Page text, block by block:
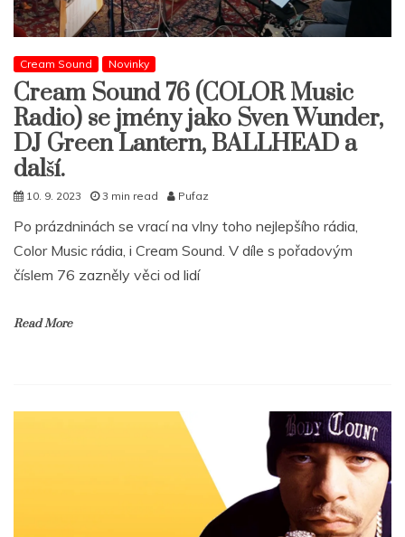
Cream Sound Novinky
Cream Sound 76 (COLOR Music
Radio) se jmény jako Sven Wunder,
DJ Green Lantern, BALLHEAD a
další.
10. 9. 2023 3 min read Pufaz
Po prázdninách se vrací na vlny toho nejlepšího rádia,
Color Music rádia, i Cream Sound. V díle s pořadovým
číslem 76 zazněly věci od lidí
Read More